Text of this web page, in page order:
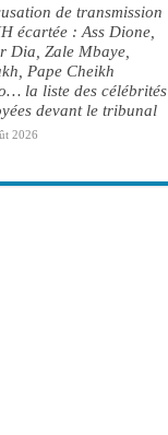
de transmission
écartée : Ass Dione,
Dia, Zale Mbaye,
Pape Cheikh
la liste des célébrités
devant le tribunal
2026